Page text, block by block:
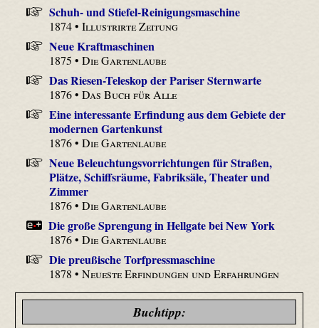
Schuh- und Stiefel-Reinigungsmaschine
1874 •Illustrirte Zeitung
Neue Kraftmaschinen
1875 •Die Gartenlaube
Das Riesen-Teleskop der Pariser Sternwarte
1876 •Das Buch für Alle
Eine interessante Erfindung aus dem Gebiete der
modernen Gartenkunst
1876 •Die Gartenlaube
Neue Beleuchtungs­vorrichtungen für Straßen,
Plätze, Schiffsräume, Fabriksäle, Theater und
Zimmer
1876 •Die Gartenlaube
Die große Sprengung in Hellgate bei New York
1876 •Die Gartenlaube
Die preußische Torfpressmaschine
1878 •Neueste Erfindungen und Erfahrungen
Buchtipp: